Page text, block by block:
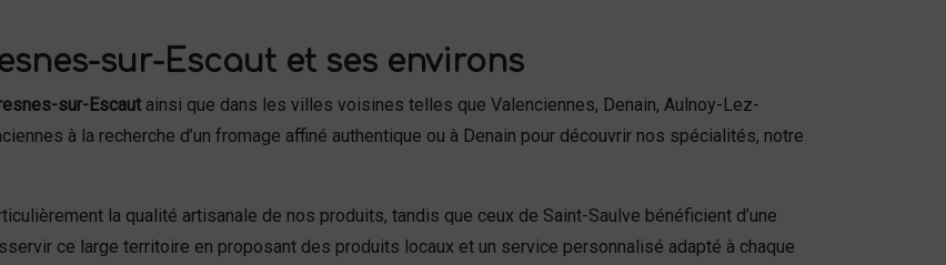
sur-Escaut et ses environs
sur-Escautainsi que dans les villes voisines telles que Valenciennes, Denain, Aulnoy-Lez-
à la recherche d’un fromage affiné authentique ou à Denain pour découvrir nos spécialités, notre
la qualité artisanale de nos produits, tandis que ceux de Saint-Saulve bénéficient d’une
ce large territoire en proposant des produits locaux et un service personnalisé adapté à chaque